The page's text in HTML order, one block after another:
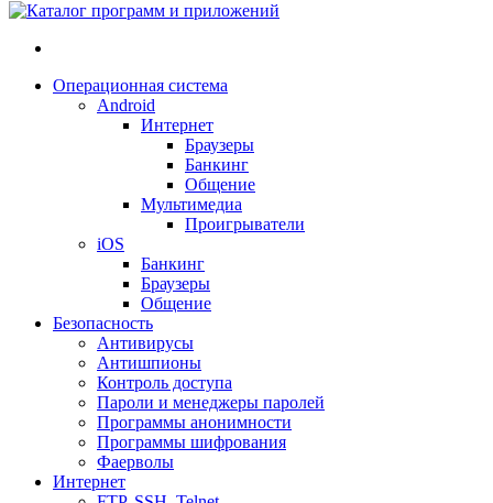
Операционная система
Android
Интернет
Браузеры
Банкинг
Общение
Мультимедиа
Проигрыватели
iOS
Банкинг
Браузеры
Общение
Безопасность
Антивирусы
Антишпионы
Контроль доступа
Пароли и менеджеры паролей
Программы анонимности
Программы шифрования
Фаерволы
Интернет